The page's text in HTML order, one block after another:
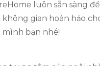
luôn sẵn sàng
gian hoàn hảo
bạn nhé!